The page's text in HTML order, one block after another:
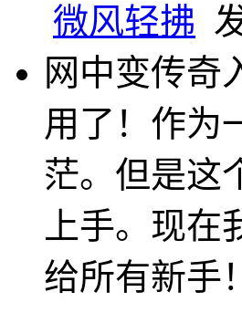
微风轻拂
网中变传奇
用了！作为
茫。但是这
上手。现
给所有新手！